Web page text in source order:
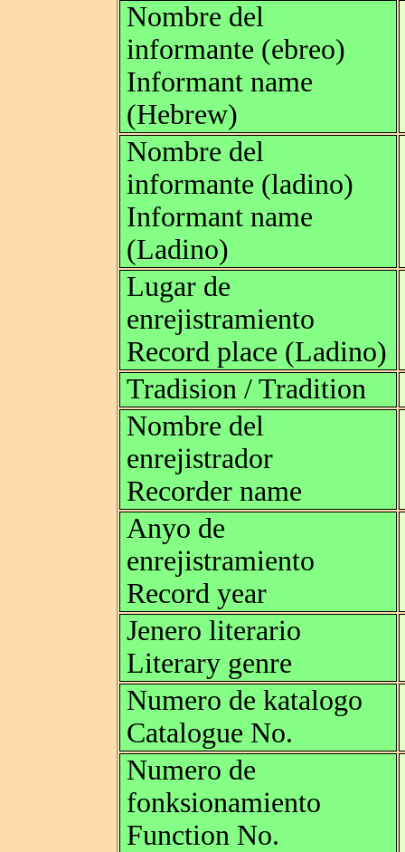
Nombre del
informante (ebreo)
Informant name
(Hebrew)
Nombre del
informante (ladino)
Informant name
(Ladino)
Lugar de
enrejistramiento
Record place (Ladino)
Tradision / Tradition
Nombre del
enrejistrador
Recorder name
Anyo de
enrejistramiento
Record year
Jenero literario
Literary genre
Numero de katalogo
Catalogue No.
Numero de
fonksionamiento
Function No.